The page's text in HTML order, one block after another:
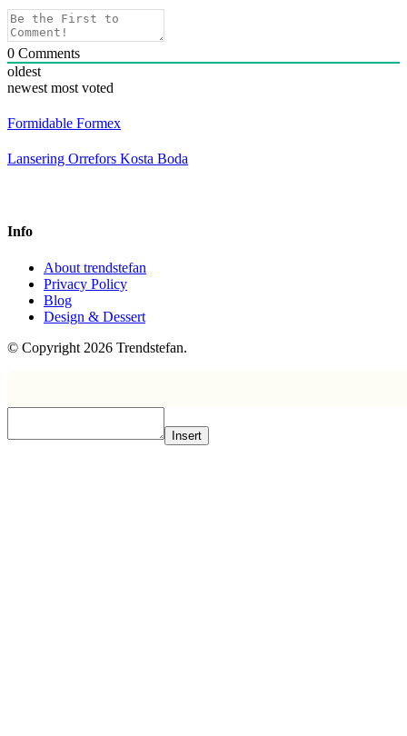
0 Comments
oldest
newest most voted
Formidable Formex
Lansering Orrefors Kosta Boda
Info
About trendstefan
Privacy Policy
Blog
Design & Dessert
© Copyright 2026 Trendstefan.
Insert